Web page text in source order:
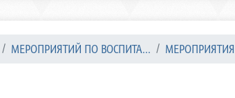
МЕРОПРИЯТИЙ ПО ВОСПИТА... МЕРОПРИЯТИЯ